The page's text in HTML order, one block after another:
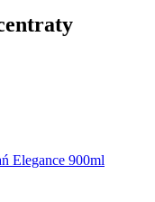
Elegance 900ml